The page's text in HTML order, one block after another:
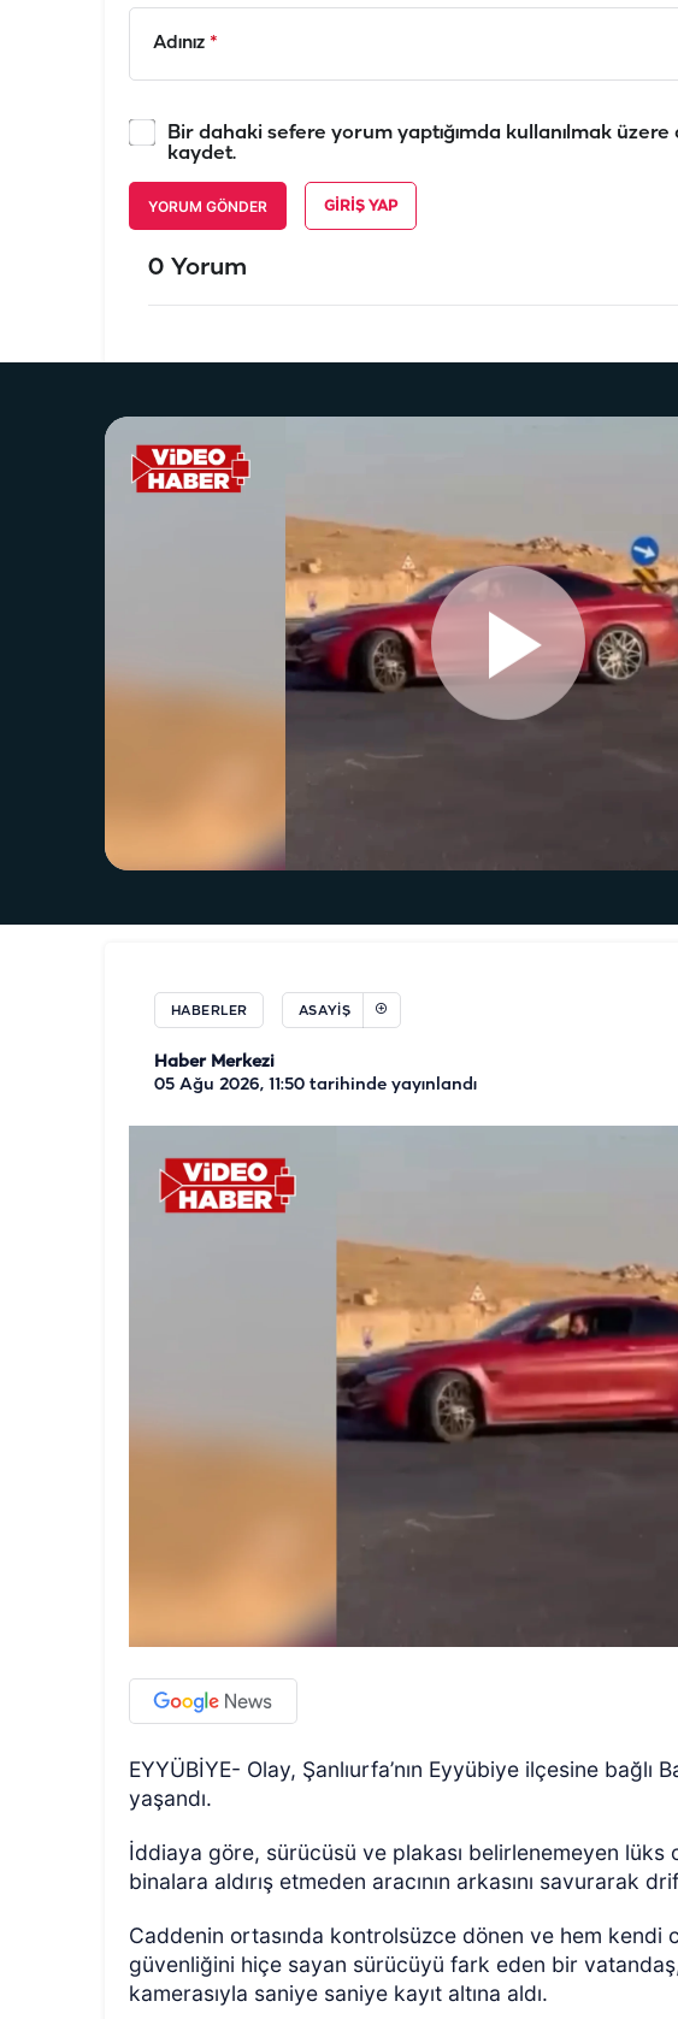
Adınız *
Bir dahaki sefere yorum yaptığımda kullanılmak üzere
kaydet.
YORUM GÖNDER GIRIŞ YAP
0 Yorum
HABERLER ASAYIŞ
Haber Merkezi
05 Ağu 2026, 11:50 tarihinde yayınlandı
EYYÜBİYE- Olay, Şanlıurfa’nın Eyyübiye ilçesine
yaşandı.
İddiaya göre, sürücüsü ve plakası belirlenemeyen
binalara aldırış etmeden aracının arkasını savurarak
Caddenin ortasında kontrolsüzce dönen ve hem kendi
güvenliğini hiçe sayan sürücüyü fark eden bir
kamerasıyla saniye saniye kayıt altına aldı.